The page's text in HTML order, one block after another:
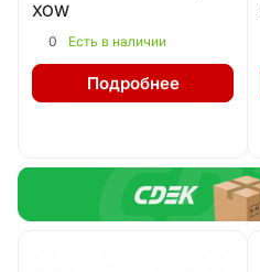
XOW
0 Есть в наличии
Подробнее